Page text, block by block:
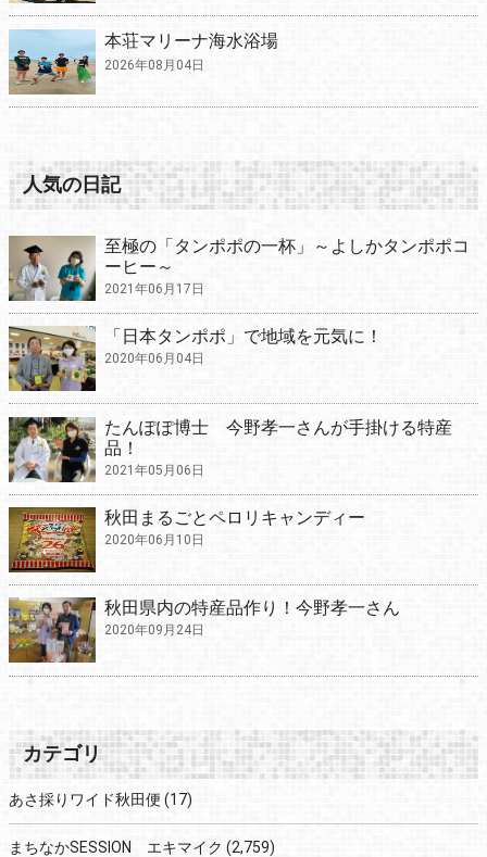
本荘マリーナ海水浴場
2026年08月04日
人気の日記
至極の「タンポポの一杯」～よしかタンポポコ
ーヒー～
2021年06月17日
「日本タンポポ」で地域を元気に！
2020年06月04日
たんぽぽ博士 今野孝一さんが手掛ける特産
品！
2021年05月06日
秋田まるごとペロリキャンディー
2020年06月10日
秋田県内の特産品作り！今野孝一さん
2020年09月24日
カテゴリ
あさ採りワイド秋田便 (17)
まちなかSESSION エキマイク (2,759)